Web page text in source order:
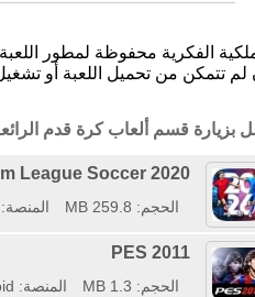
الفكرية محفوظة لمطور
لم تتمكن من تحميل اللعبة أو
بزيارة قسم ألعاب كرة قدم
League Soccer 2020
الحجم: 259.8 MB المنصة: Android
PES 2011
الحجم: 1.3 MB المنصة: Android